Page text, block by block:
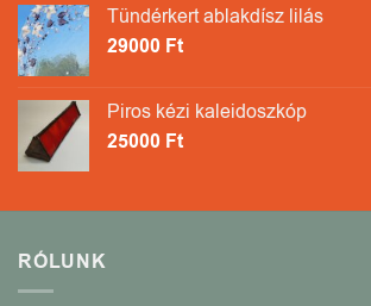
Tündérkert ablakdísz lilás
29000 Ft
Piros kézi kaleidoszkóp
25000 Ft
RÓLUNK